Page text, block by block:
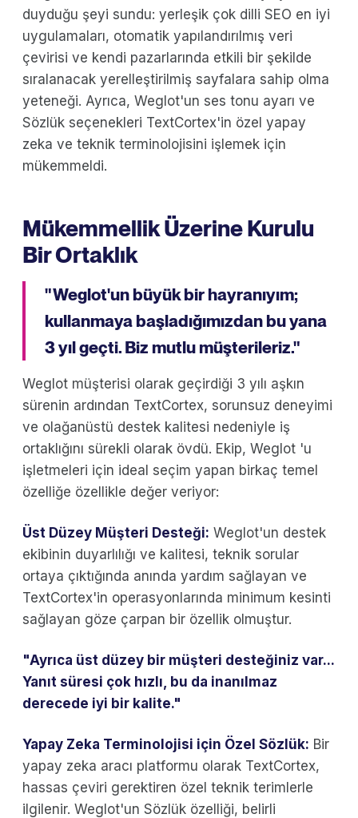
duyduğu şeyi sundu: yerleşik çok dilli SEO en iyi
uygulamaları, otomatik yapılandırılmış veri
çevirisi ve kendi pazarlarında etkili bir şekilde
sıralanacak yerelleştirilmiş sayfalara sahip olma
yeteneği. Ayrıca, Weglot'un ses tonu ayarı ve
Sözlük seçenekleri TextCortex'in özel yapay
zeka ve teknik terminolojisini işlemek için
mükemmeldi.
Mükemmellik Üzerine Kurulu
Bir Ortaklık
" Weglot'un büyük bir hayranıyım;
kullanmaya başladığımızdan bu yana
3 yıl geçti. Biz mutlu müşterileriz."
Weglot müşterisi olarak geçirdiği 3 yılı aşkın
sürenin ardından TextCortex, sorunsuz deneyimi
ve olağanüstü destek kalitesi nedeniyle iş
ortaklığını sürekli olarak övdü. Ekip, Weglot 'u
işletmeleri için ideal seçim yapan birkaç temel
özelliğe özellikle değer veriyor:
Üst Düzey Müşteri Desteği: Weglot'un destek
ekibinin duyarlılığı ve kalitesi, teknik sorular
ortaya çıktığında anında yardım sağlayan ve
TextCortex'in operasyonlarında minimum kesinti
sağlayan göze çarpan bir özellik olmuştur.
"Ayrıca üst düzey bir müşteri desteğiniz var...
Yanıt süresi çok hızlı, bu da inanılmaz
derecede iyi bir kalite."
Yapay Zeka Terminolojisi için Özel Sözlük: Bir
yapay zeka aracı platformu olarak TextCortex,
hassas çeviri gerektiren özel teknik terimlerle
ilgilenir. Weglot'un Sözlük özelliği, belirli